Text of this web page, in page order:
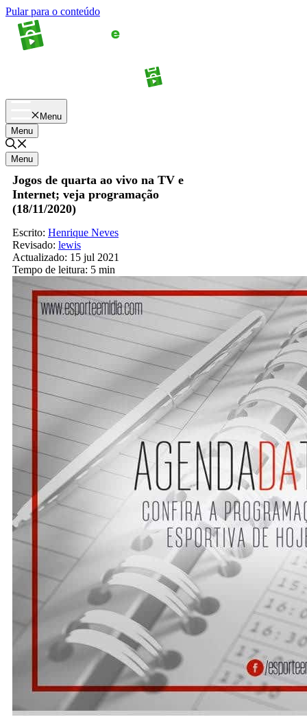
Pular para o conteúdo
Menu
Menu
Menu
Jogos de quarta ao vivo na TV e
Internet; veja programação
(18/11/2020)
Escrito: Henrique Neves
Revisado: lewis
Actualizado: 15 jul 2021
Tempo de leitura: 5 min